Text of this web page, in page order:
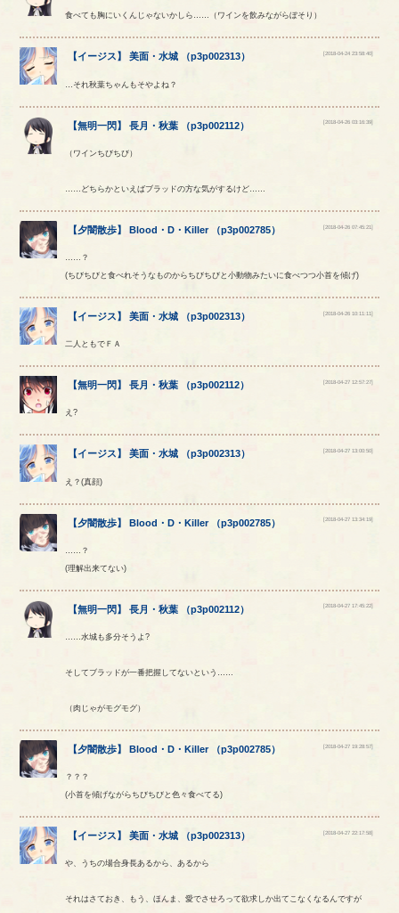
食べても胸にいくんじゃないかしら……（ワインを飲みながらぼそり）
【イージス 】美面 ・水城 （p3p002313） [2018-04-24 23:58:40]
…それ秋葉ちゃんもそやよね？
【無明一閃】長月 ・秋葉 （p3p002112） [2018-04-26 03:16:39]
（ワインちびちび）
……どちらかといえばブラッドの方な気がするけど……
【夕闇散歩】Blood ・D ・Killer（p3p002785） [2018-04-26 07:45:21]
……？
(ちびちびと食べれそうなものからちびちびと小動物みたいに食べつつ小首を傾げ)
【イージス】美面 ・水城 （p3p002313） [2018-04-26 10:11:11]
二人ともでＦＡ
【無明一閃】長月 ・秋葉 （p3p002112） [2018-04-27 12:57:27]
え?
【イージス 】美面 ・水城 （p3p002313） [2018-04-27 13:00:50]
え？(真顔)
【夕闇散歩】Blood ・D ・Killer（p3p002785） [2018-04-27 13:34:19]
……？
(理解出来てない)
【無明一閃】長月 ・秋葉 （p3p002112） [2018-04-27 17:45:22]
……水城も多分そうよ?
そしてブラッドが一番把握してないという……
（肉じゃがモグモグ）
【夕闇散歩】Blood ・D ・Killer（p3p002785） [2018-04-27 19:28:57]
？？？
(小首を傾げながらちびちびと色々食べてる)
【イージス】美面 ・水城 （p3p002313） [2018-04-27 22:17:58]
や、うちの場合身長あるから、あるから
それはさておき、もう、ほんま、愛でさせろって欲求しか出てこなくなるんですが